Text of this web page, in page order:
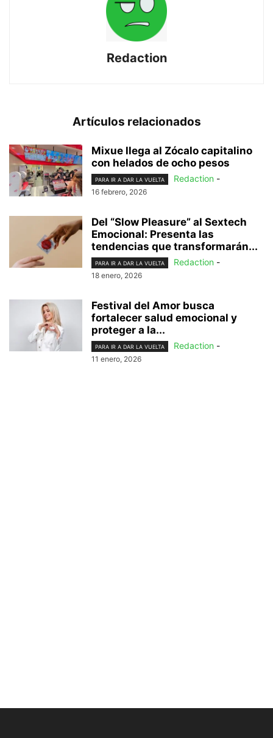
Redaction
Artículos relacionados
Mixue llega al Zócalo capitalino
con helados de ocho pesos
PARA IR A DAR LA VUELTA Redaction -
16 febrero, 2026
Del “Slow Pleasure” al Sextech
Emocional: Presenta las
tendencias que transformarán...
PARA IR A DAR LA VUELTA Redaction -
18 enero, 2026
Festival del Amor busca
fortalecer salud emocional y
proteger a la...
PARA IR A DAR LA VUELTA Redaction -
11 enero, 2026